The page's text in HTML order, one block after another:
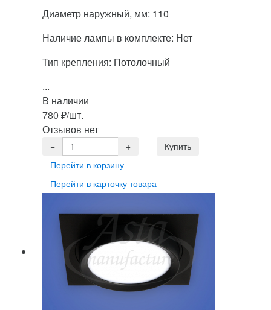
Диаметр наружный, мм: 110
Наличие лампы в комплекте: Нет
Тип крепления: Потолочный
...
В наличии
780 ₽/шт.
Отзывов нет
Перейти в корзину
Перейти в карточку товара